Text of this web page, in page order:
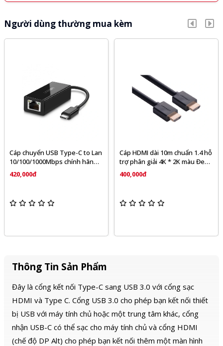
Người dùng thường mua kèm
Cáp chuyển USB Type-C to Lan
10/100/1000Mbps chính hãng
Ugreen 50307 cao cấp
420,000đ
Cáp HDMI dài 10m chuẩn 1.4 hỗ
trợ phân giải 4K * 2K màu Đen
(HD104) Ugreen 10110
400,000đ
Thông Tin Sản Phẩm
Đây là cổng kết nối Type-C sang USB 3.0 với cổng sạc
HDMI và Type C. Cổng USB 3.0 cho phép bạn kết nối thiết
bị USB với máy tính chủ hoặc một trung tâm khác, cổng
nhận USB-C có thể sạc cho máy tính chủ và cổng HDMI
(chế độ DP Alt) cho phép bạn kết nối thêm một màn hình